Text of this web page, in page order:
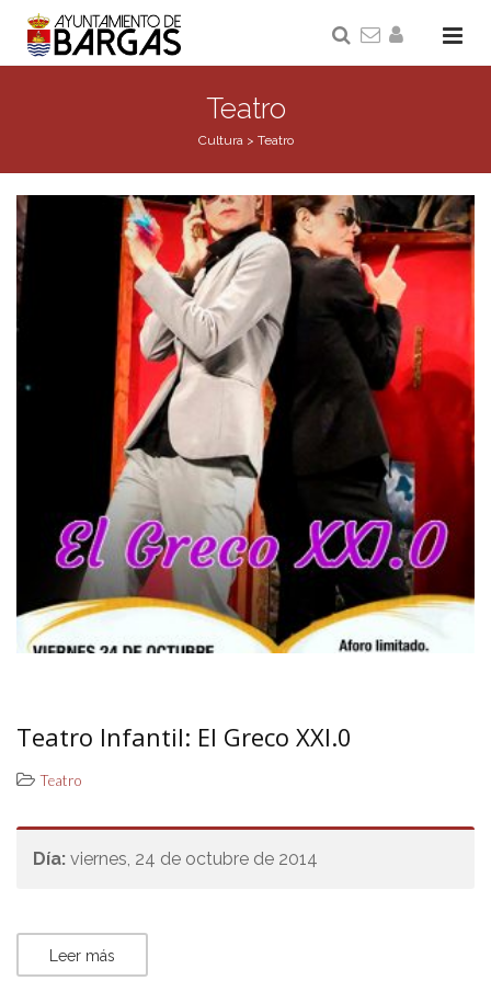
Teatro
Cultura> Teatro
Teatro Infantil: El Greco XXI.0
Teatro
Día: viernes, 24 de octubre de 2014
Leer más